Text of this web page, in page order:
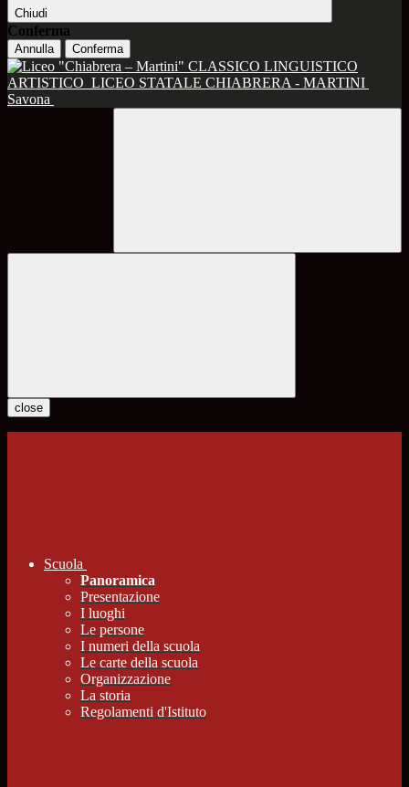
Chiudi
Conferma
Annulla Conferma
CLASSICO LINGUISTICO
ARTISTICO LICEO STATALE CHIABRERA - MARTINI
Savona
close
Scuola
Panoramica
Presentazione
I luoghi
Le persone
I numeri della scuola
Le carte della scuola
Organizzazione
La storia
Regolamenti d'Istituto